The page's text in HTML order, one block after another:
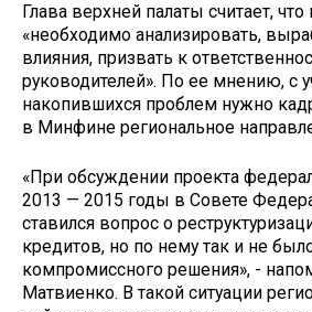
Глава верхней палаты считает,
«необходимо анализировать,
влияния, призвать к
руководителей». По ее мнению, с
накопившихся проблем нужно
в Минфине региональное
«При обсуждении проекта
2013 — 2015 годы в Совете
ставился вопрос о
кредитов, но по нему так и не
компромиссного решения», -
Матвиенко. В такой ситуации